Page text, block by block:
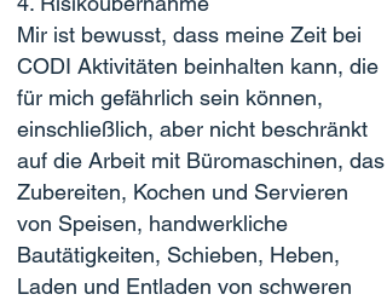
Mir ist bewusst, dass meine Zeit bei
CODI Aktivitäten beinhalten kann, die
für mich gefährlich sein können,
einschließlich, aber nicht beschränkt
auf die Arbeit mit Büromaschinen, das
Zubereiten, Kochen und Servieren
von Speisen, handwerkliche
Bautätigkeiten, Schieben, Heben,
Laden und Entladen von schweren